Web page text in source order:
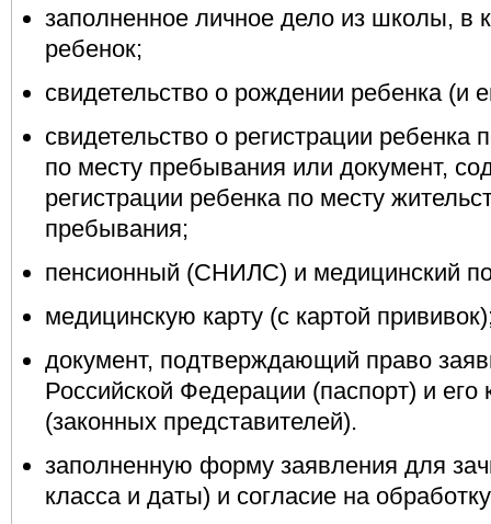
заполненное личное дело из школы, в
ребенок;
свидетельство о рождении ребенка (и
свидетельство о регистрации ребенка
по месту пребывания или документ,
регистрации ребенка по месту
пребывания;
пенсионный (СНИЛС) и медицинский
медицинскую карту (с картой
документ, подтверждающий право
Российской Федерации (паспорт) и
(законных представителей).
заполненную форму заявления для
класса и даты) и согласие на